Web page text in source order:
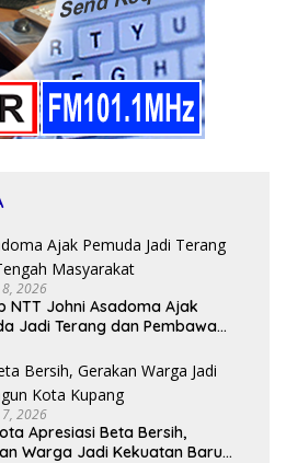
8, 2026
NTT Johni Asadoma Ajak
Jadi Terang dan Pembawa
7, 2026
Apresiasi Beta Bersih,
Warga Jadi Kekuatan Baru